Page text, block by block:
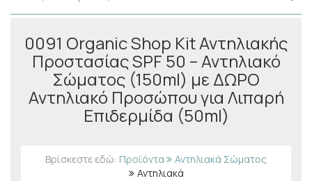
0091 Organic Shop Kit Αντηλιακής
Προστασίας SPF 50 – Αντηλιακό
Σώματος (150ml) με ΔΩΡΟ
Αντηλιακό Προσώπου για Λιπαρή
Επιδερμίδα (50ml)
Βρίσκεστε εδώ: Προϊόντα
Αντηλιακά Σώματος
Αντηλιακά